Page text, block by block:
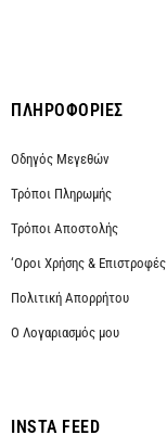
ΠΛΗΡΟΦΟΡΙΕΣ
Οδηγός Μεγεθών
Τρόποι Πληρωμής
Τρόποι Αποστολής
‘Οροι Χρήσης & Επιστροφές
Πολιτική Απορρήτου
Ο Λογαριασμός μου
INSTA FEED